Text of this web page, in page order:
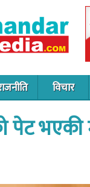
विचार
भएकी